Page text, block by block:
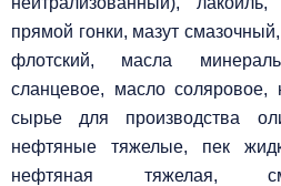
прямой гонки, мазут
флотский, масла
сланцевое, масло
сырье для производства
нефтяные тяжелые, пек
нефтяная тяжелая,